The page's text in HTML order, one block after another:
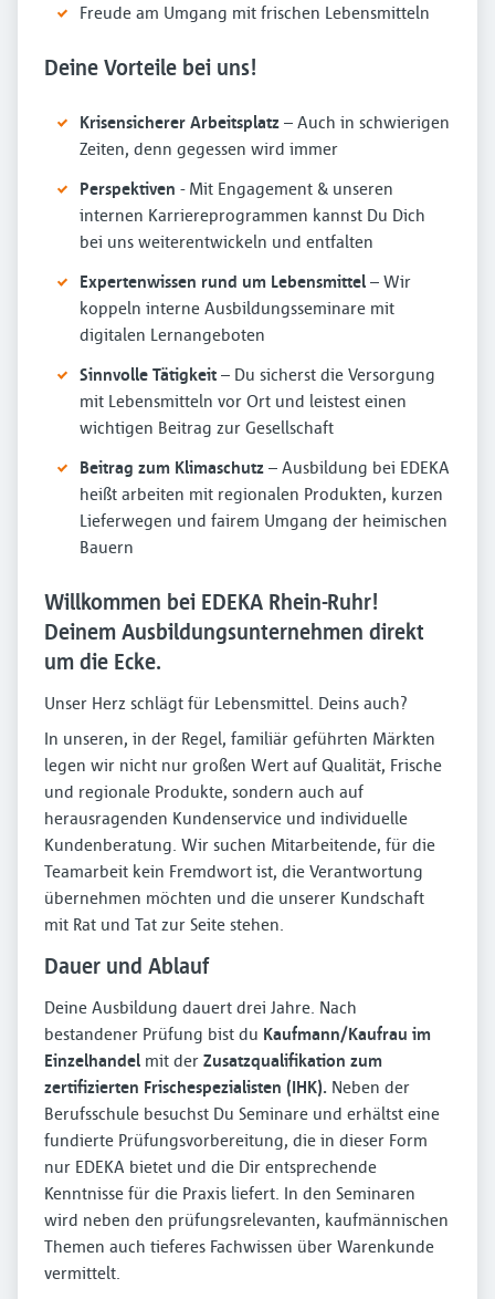
Freude am Umgang mit frischen Lebensmitteln
Deine Vorteile bei uns!
Krisensicherer Arbeitsplatz – Auch in schwierigen
Zeiten, denn gegessen wird immer
Perspektiven - Mit Engagement & unseren
internen Karriereprogrammen kannst Du Dich
bei uns weiterentwickeln und entfalten
Expertenwissen rund um Lebensmittel – Wir
koppeln interne Ausbildungsseminare mit
digitalen Lernangeboten
Sinnvolle Tätigkeit – Du sicherst die Versorgung
mit Lebensmitteln vor Ort und leistest einen
wichtigen Beitrag zur Gesellschaft
Beitrag zum Klimaschutz – Ausbildung bei EDEKA
heißt arbeiten mit regionalen Produkten, kurzen
Lieferwegen und fairem Umgang der heimischen
Bauern
Willkommen bei EDEKA Rhein-Ruhr!
Deinem Ausbildungsunternehmen direkt
um die Ecke.
Unser Herz schlägt für Lebensmittel. Deins auch?
In unseren, in der Regel, familiär geführten Märkten
legen wir nicht nur großen Wert auf Qualität, Frische
und regionale Produkte, sondern auch auf
herausragenden Kundenservice und individuelle
Kundenberatung. Wir suchen Mitarbeitende, für die
Teamarbeit kein Fremdwort ist, die Verantwortung
übernehmen möchten und die unserer Kundschaft
mit Rat und Tat zur Seite stehen.
Dauer und Ablauf
Deine Ausbildung dauert drei Jahre. Nach
bestandener Prüfung bist du Kaufmann/Kaufrau im
Einzelhandel mit der Zusatzqualifikation zum
zertifizierten Frischespezialisten (IHK). Neben der
Berufsschule besuchst Du Seminare und erhältst eine
fundierte Prüfungsvorbereitung, die in dieser Form
nur EDEKA bietet und die Dir entsprechende
Kenntnisse für die Praxis liefert. In den Seminaren
wird neben den prüfungsrelevanten, kaufmännischen
Themen auch tieferes Fachwissen über Warenkunde
vermittelt.